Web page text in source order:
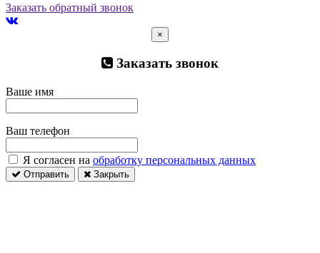
Заказать обратный звонок
×
Заказать звонок
Ваше имя
Ваш телефон
Я согласен на обработку персональных данных
Отправить Закрыть